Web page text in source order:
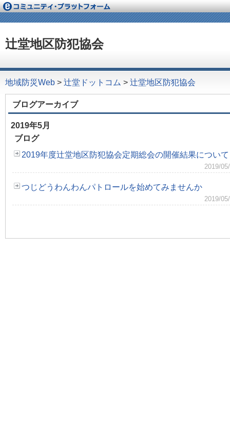
辻堂地区防犯協会
地域防災Web > 辻堂ドットコム > 辻堂地区防犯協会
ブログアーカイブ
2019年5月
ブログ
2019年度辻堂地区防犯協会定期総会の開催結果について
2019/
つじどうわんわんパトロールを始めてみませんか
2019/